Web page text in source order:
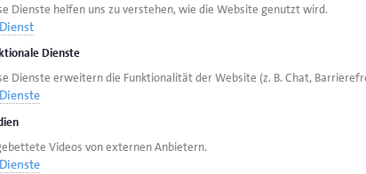
Ende September 2022 den Aktionsplan für
Fehmarnbelt-Projekts, des sogenannten
Dienste helfen uns zu verstehen, wie die Website genutzt wird.
Dienst
Dienste
Dienste erweitern die Funktionalität der Website (z. B. Chat,
Dienste
Videos von externen Anbietern.
Dienste